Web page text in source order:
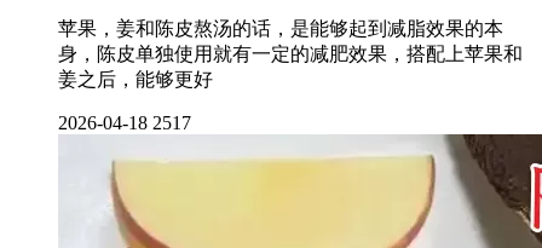
苹果，姜和陈皮熬汤的话，是能够起到减脂效果的本
身，陈皮单独使用就有一定的减肥效果，搭配上苹果和
姜之后，能够更好
2026-04-18 2517